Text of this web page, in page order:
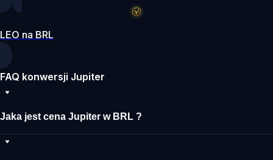
LEO na BRL
FAQ konwersji Jupiter
Jaka jest cena Jupiter w BRL ?